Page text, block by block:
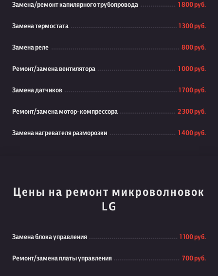
Замена/ремонт капилярного трубопровода 1 800 руб.
Замена термостата 1 300 руб.
Замена реле 800 руб.
Ремонт/замена вентилятора 1 000 руб.
Замена датчиков 1 700 руб.
Ремонт/замена мотор-компрессора 2 300 руб.
Замена нагревателя разморозки 1 400 руб.
Цены на ремонт микроволновок
LG
Замена блока управления 1 100 руб.
Ремонт/замена платы управления 700 руб.